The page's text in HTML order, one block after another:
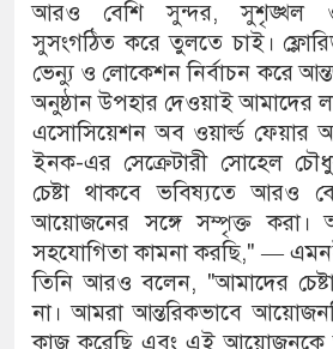
আরও বেশি সুন্দর, সুশৃঙ্খল ও
সুসংগঠিত করে তুলতে চাই।
ভেন্যু ও লোকেশন নির্বাচন করে
অনুষ্ঠান উপহার দেওয়াই আমাদের
এসোসিয়েশন অব ওয়ার্ল্ড ফেয়ার
ইনক-এর সেক্রেটারী সোহেল
চেষ্টা থাকবে ভবিষ্যতে আরও
আয়োজনের সঙ্গে সম্পৃক্ত করা।
সহযোগিতা কামনা করছি," —
তিনি আরও বলেন, "আমাদের
না। আমরা আন্তরিকভাবে
কাজ করেছি এবং এই